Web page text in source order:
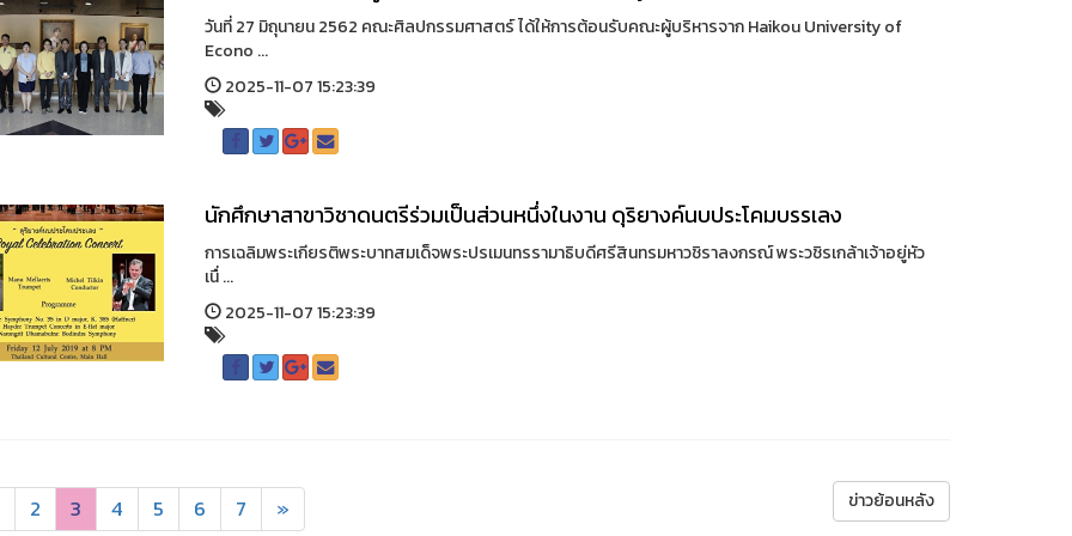
วันที่ 27 มิถุนายน 2562 คณะศิลปกรรมศาสตร์ ได้ให้การต้อนรับคณะผู้บริหารจาก Haikou University of
Econo ...
2025-11-07 15:23:39
นักศึกษาสาขาวิชาดนตรีร่วมเป็นส่วนหนึ่งในงาน ดุริยางค์นบประโคมบรรเลง
การเฉลิมพระเกียรติพระบาทสมเด็จพระปรเมนทรรามาธิบดีศรีสินทรมหาวชิราลงกรณ์ พระวชิรเกล้าเจ้าอยู่หัว
เนื่ ...
2025-11-07 15:23:39
2 3 4 5 6 7 » ข่าวย้อนหลัง